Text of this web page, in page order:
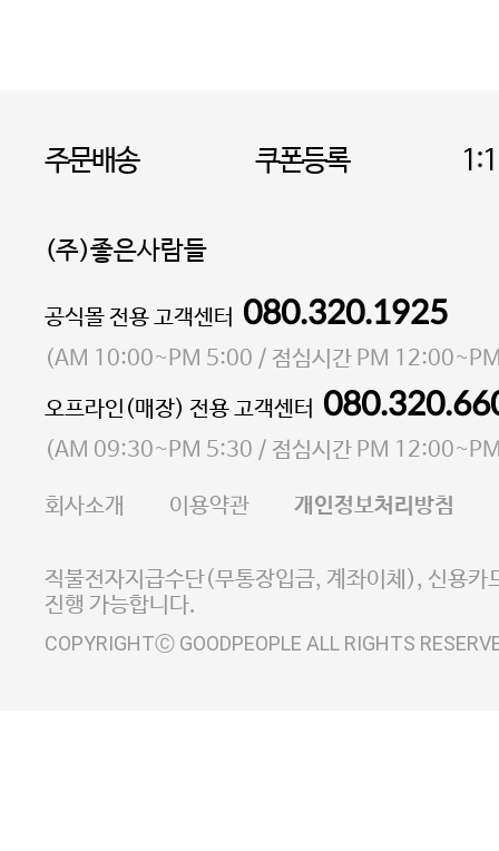
주문배송 쿠폰등록
(주)좋은사람들
대표 이성현,박영환| 개인정보관리책임자 김상현
소재지 서울특별시 마포구 마포대로4다길 41 마포
통신판매업 신고번호 2023-서울마포-3931호
사업자등록번호 105-81-58242
E-MAIL goodpeople@gpin.co.kr
사업자정보확인
이니시스 에스크로 서비
공식몰 전용 고객센터 080.320.1925
(AM 10:00~PM 5:00 / 점심시간 PM
오프라인(매장) 전용 고객센터
(AM 09:30~PM 5:30 / 점심시간 PM
회사소개 이용약관 개인정보처리방침
직불전자지급수단(무통장입금, 계좌이체), 신용카
진행 가능합니다.
COPYRIGHTⒸ GOODPEOPLE ALL RIGHTS